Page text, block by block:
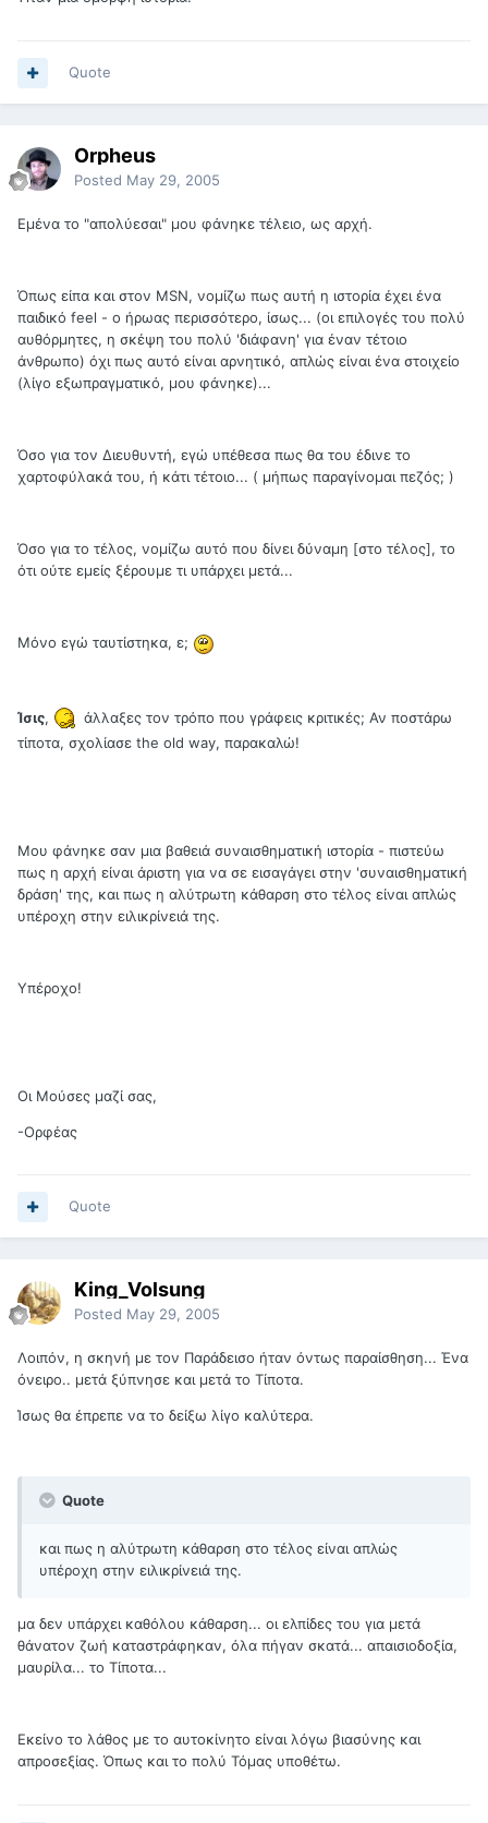
Quote
Orpheus
Posted May 29, 2005
Εμένα το "απολύεσαι" μου φάνηκε τέλειο, ως αρχή.
Όπως είπα και στον MSN, νομίζω πως αυτή η ιστορία έχει ένα
παιδικό feel - ο ήρωας περισσότερο, ίσως... (οι επιλογές του πολύ
αυθόρμητες, η σκέψη του πολύ 'διάφανη' για έναν τέτοιο
άνθρωπο) όχι πως αυτό είναι αρνητικό, απλώς είναι ένα στοιχείο
(λίγο εξωπραγματικό, μου φάνηκε)...
Όσο για τον Διευθυντή, εγώ υπέθεσα πως θα του έδινε το
χαρτοφύλακά του, ή κάτι τέτοιο... ( μήπως παραγίνομαι πεζός; )
Όσο για το τέλος, νομίζω αυτό που δίνει δύναμη [στο τέλος], το
ότι ούτε εμείς ξέρουμε τι υπάρχει μετά...
Μόνο εγώ ταυτίστηκα, ε;
Ίσις,
άλλαξες τον τρόπο που γράφεις κριτικές; Αν ποστάρω
τίποτα, σχολίασε the old way, παρακαλώ!
Μου φάνηκε σαν μια βαθειά συναισθηματική ιστορία - πιστεύω
πως η αρχή είναι άριστη για να σε εισαγάγει στην 'συναισθηματική
δράση' της, και πως η αλύτρωτη κάθαρση στο τέλος είναι απλώς
υπέροχη στην ειλικρίνειά της.
Υπέροχο!
Οι Μούσες μαζί σας,
-Ορφέας
Quote
King_Volsung
Posted May 29, 2005
Λοιπόν, η σκηνή με τον Παράδεισο ήταν όντως παραίσθηση... Ένα
όνειρο.. μετά ξύπνησε και μετά το Τίποτα.
Ίσως θα έπρεπε να το δείξω λίγο καλύτερα.
Quote
και πως η αλύτρωτη κάθαρση στο τέλος είναι απλώς
υπέροχη στην ειλικρίνειά της.
μα δεν υπάρχει καθόλου κάθαρση... οι ελπίδες του για μετά
θάνατον ζωή καταστράφηκαν, όλα πήγαν σκατά... απαισιοδοξία,
μαυρίλα... το Τίποτα...
Εκείνο το λάθος με το αυτοκίνητο είναι λόγω βιασύνης και
απροσεξίας. Όπως και το πολύ Τόμας υποθέτω.